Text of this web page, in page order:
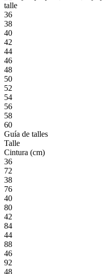
talle
36
38
40
42
44
46
48
50
52
54
56
58
60
Guía de talles
Talle
Cintura (cm)
36
72
38
76
40
80
42
84
44
88
46
92
48